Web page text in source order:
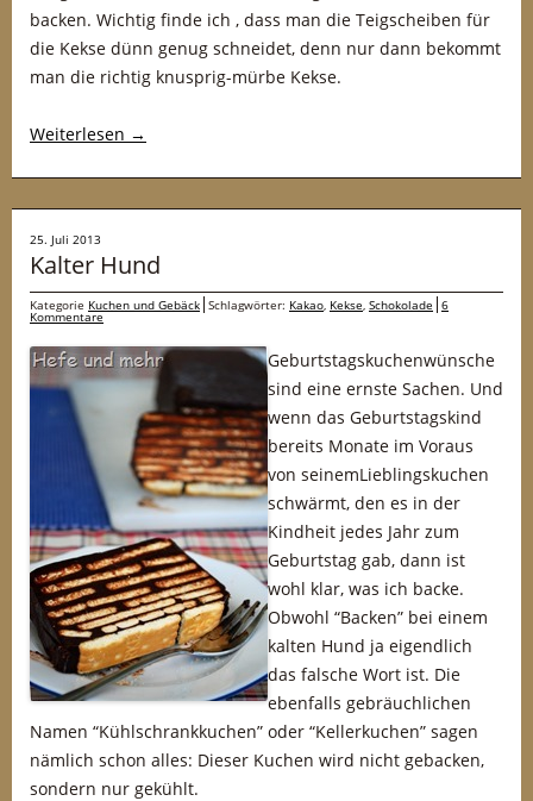
backen. Wichtig finde ich , dass man die Teigscheiben für
die Kekse dünn genug schneidet, denn nur dann bekommt
man die richtig knusprig-mürbe Kekse.
Weiterlesen →
25. Juli 2013
Kalter Hund
Kategorie Kuchen und Gebäck Schlagwörter: Kakao, Kekse, Schokolade 6
Kommentare
Geburtstagskuchenwünsche
sind eine ernste Sachen. Und
wenn das Geburtstagskind
bereits Monate im Voraus
von seinemLieblingskuchen
schwärmt, den es in der
Kindheit jedes Jahr zum
Geburtstag gab, dann ist
wohl klar, was ich backe.
Obwohl “Backen” bei einem
kalten Hund ja eigendlich
das falsche Wort ist. Die
ebenfalls gebräuchlichen
Namen “Kühlschrankkuchen” oder “Kellerkuchen” sagen
nämlich schon alles: Dieser Kuchen wird nicht gebacken,
sondern nur gekühlt.